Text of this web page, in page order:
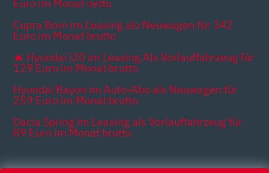
Euro im Monat netto
Cupra Born im Leasing als Neuwagen für 342
Euro im Monat brutto
🔥 Hyundai i20 im Leasing Als Vorlauffahrzeug für
129 Euro im Monat brutto
Hyundai Bayon im Auto-Abo als Neuwagen für
259 Euro im Monat brutto
Dacia Spring im Leasing als Vorlauffahrzeug für
89 Euro im Monat brutto